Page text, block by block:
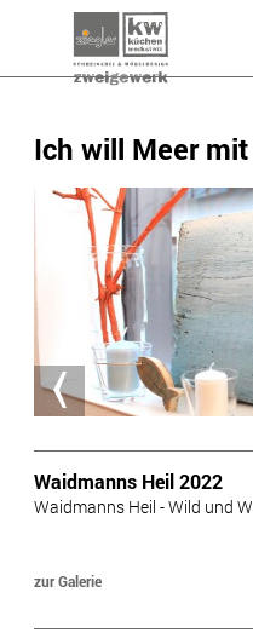
Ich will Meer
Waidmanns Heil 2022
Waidmanns Heil - Wild und
zur Galerie